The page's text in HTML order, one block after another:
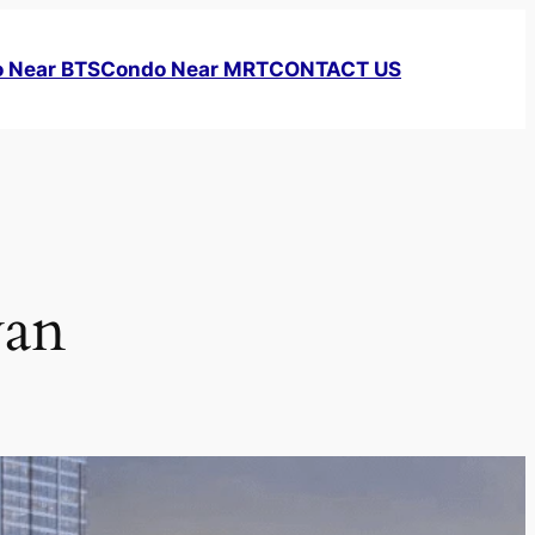
Near BTSCondo Near MRTCONTACT US